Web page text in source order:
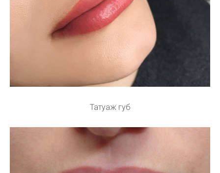
Татуаж губ